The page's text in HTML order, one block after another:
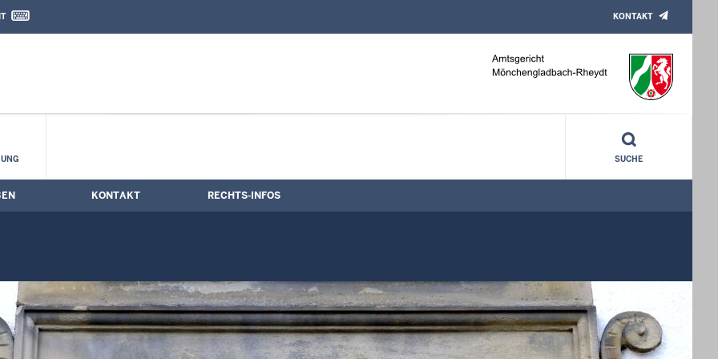
Sitzungstermine
Kontaktformular
KONTAKT
SUCHE
KONTAKT RECHTS-INFOS